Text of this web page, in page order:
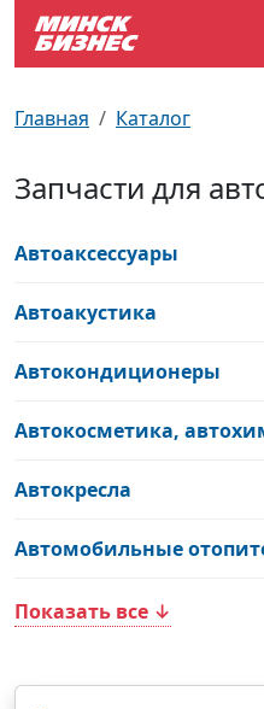
Главная Каталог
Запчасти для
Автоаксессуары
Автоакустика
Автокондиционеры
Автокосметика,
Автокресла
Автомобильные
Показать все ↓